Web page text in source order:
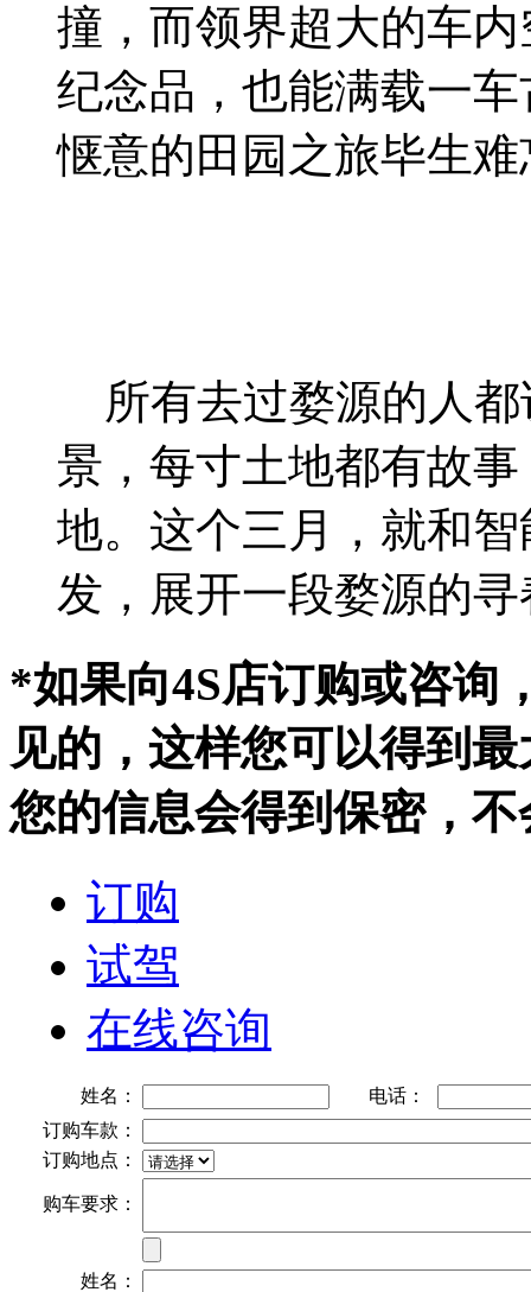
撞，而领界超大的车
纪念品，也能满载一
惬意的田园之旅毕生难
所有去过婺源的人都
景，每寸土地都有故
地。这个三月，就和
发，展开一段婺源的
*如果向4S店订购或咨询
见的，这样您可以得到
您的信息会得到保密，
订购
试驾
在线咨询
姓名：
电话：
订购车款：
订购地点：
购车要求：
姓名：